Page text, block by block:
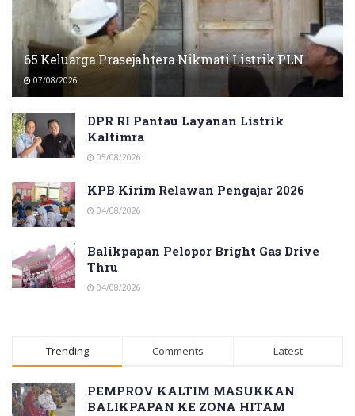
65 Keluarga Prasejahtera Nikmati Listrik PLN
07/08/2026
DPR RI Pantau Layanan Listrik
Kaltimra
05/08/2026
KPB Kirim Relawan Pengajar 2026
04/08/2026
Balikpapan Pelopor Bright Gas Drive
Thru
04/08/2026
Trending Comments Latest
PEMPROV KALTIM MASUKKAN
BALIKPAPAN KE ZONA HITAM